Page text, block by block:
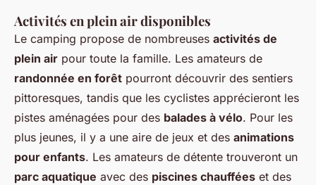
Activités en plein air disponibles
Le camping propose de nombreuses activités de
plein air pour toute la famille. Les amateurs de
randonnée en forêt pourront découvrir des sentiers
pittoresques, tandis que les cyclistes apprécieront les
pistes aménagées pour des balades à vélo. Pour les
plus jeunes, il y a une aire de jeux et des animations
pour enfants. Les amateurs de détente trouveront un
parc aquatique avec des piscines chauffées et des